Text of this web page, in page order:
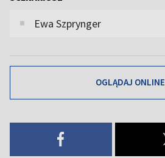
Ewa Szprynger
OGLĄDAJ ONLINE